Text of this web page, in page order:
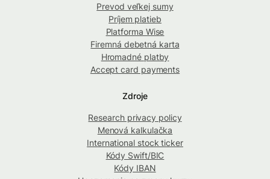
Prevod veľkej sumy
Príjem platieb
Platforma Wise
Firemná debetná karta
Hromadné platby
Accept card payments
Zdroje
Research privacy policy
Menová kalkulačka
International stock ticker
Kódy Swift/BIC
Kódy IBAN